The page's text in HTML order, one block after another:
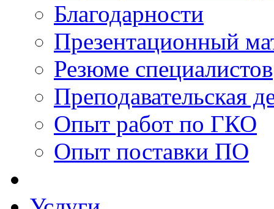
Благодарности
Презентационный
Резюме специалистов
Преподавательская
Опыт работ по ГКО
Опыт поставки ПО